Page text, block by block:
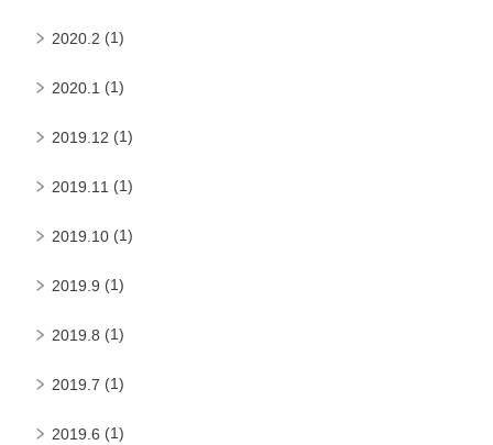
2020.2 (1)
2020.1 (1)
2019.12 (1)
2019.11 (1)
2019.10 (1)
2019.9 (1)
2019.8 (1)
2019.7 (1)
2019.6 (1)